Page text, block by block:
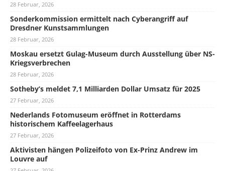
28 Februar, 2026
Sonderkommission ermittelt nach Cyberangriff auf
Dresdner Kunstsammlungen
28 Februar, 2026
Moskau ersetzt Gulag-Museum durch Ausstellung über NS-
Kriegsverbrechen
28 Februar, 2026
Sotheby’s meldet 7,1 Milliarden Dollar Umsatz für 2025
27 Februar, 2026
Nederlands Fotomuseum eröffnet in Rotterdams
historischem Kaffeelagerhaus
27 Februar, 2026
Aktivisten hängen Polizeifoto von Ex-Prinz Andrew im
Louvre auf